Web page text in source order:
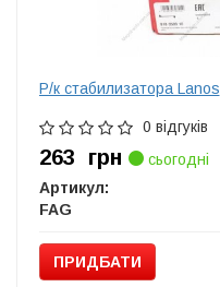
Р/к стабилизатора Lanos
0 відгуків
263 грн
сьогодні
Артикул:
FAG
ПРИДБАТИ